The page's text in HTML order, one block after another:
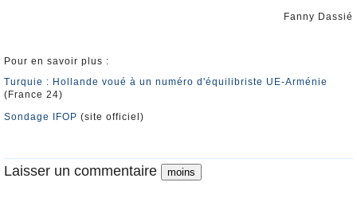
Fanny Dassié
Pour en savoir plus :
Turquie : Hollande voué à un numéro d'équilibriste UE-Arménie
(France 24)
Sondage IFOP (site officiel)
Laisser un commentaire